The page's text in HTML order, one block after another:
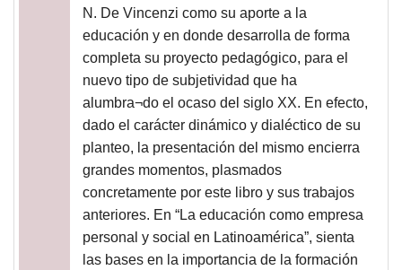
N. De Vincenzi como su aporte a la
educación y en donde desarrolla de forma
completa su proyecto pedagógico, para el
nuevo tipo de subjetividad que ha
alumbra¬do el ocaso del siglo XX. En efecto,
dado el carácter dinámico y dialéctico de su
planteo, la presentación del mismo encierra
grandes momentos, plasmados
concretamente por este libro y sus trabajos
anteriores. En “La educación como empresa
personal y social en Latinoamérica”, sienta
las bases en la importancia de la formación